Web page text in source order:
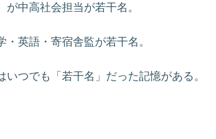
中高社会担当が若干名。
英語・寄宿舎監が若干名。
つでも「若干名」だった記憶がある。